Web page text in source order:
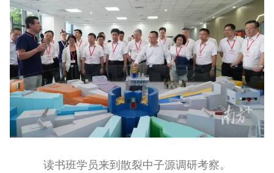
读书班学员来到散裂中子源调研考察。